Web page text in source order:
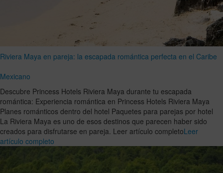
Riviera Maya en pareja: la escapada romántica perfecta en el Caribe
Mexicano
Descubre Princess Hotels Riviera Maya durante tu escapada
romántica: Experiencia romántica en Princess Hotels Riviera Maya
Planes románticos dentro del hotel Paquetes para parejas por hotel
La Riviera Maya es uno de esos destinos que parecen haber sido
creados para disfrutarse en pareja. Leer artículo completoLeer
artículo completo